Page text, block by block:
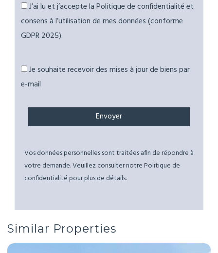
J’ai lu et j’accepte la Politique de confidentialité et
consens à l’utilisation de mes données (conforme
GDPR 2025).
Je souhaite recevoir des mises à jour de biens par
e-mail
Vos données personnelles sont traitées afin de répondre à
votre demande. Veuillez consulter notre Politique de
confidentialité pour plus de détails.
Similar Properties